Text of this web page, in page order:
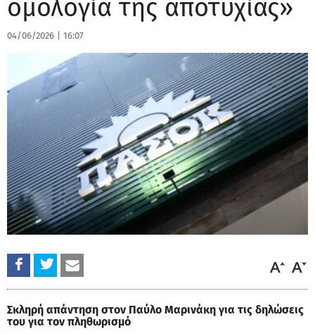
ομολογία της αποτυχίας»
04/06/2026 16:07
Σκληρή απάντηση στον Παύλο Μαρινάκη για τις δηλώσεις
του για τον πληθωρισμό